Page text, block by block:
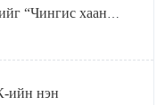
“Чингис хаан
нэн